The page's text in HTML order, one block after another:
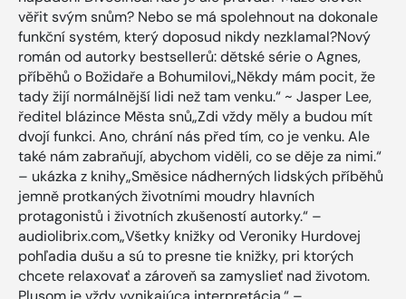
věřit svým snům? Nebo se má spolehnout na dokonale
funkční systém, který doposud nikdy nezklamal?Nový
román od autorky bestsellerů: dětské série o Agnes,
příběhů o Božidaře a Bohumilovi„Někdy mám pocit, že
tady žijí normálnější lidi než tam venku.“ ~ Jasper Lee,
ředitel blázince Města snů„Zdi vždy měly a budou mít
dvojí funkci. Ano, chrání nás před tím, co je venku. Ale
také nám zabraňují, abychom viděli, co se děje za nimi.“
– ukázka z knihy„Směsice nádherných lidských příběhů
jemně protkaných životními moudry hlavních
protagonistů i životních zkušeností autorky.“ –
audiolibrix.com„Všetky knižky od Veroniky Hurdovej
pohľadia dušu a sú to presne tie knižky, pri ktorých
chcete relaxovať a zároveň sa zamyslieť nad životom.